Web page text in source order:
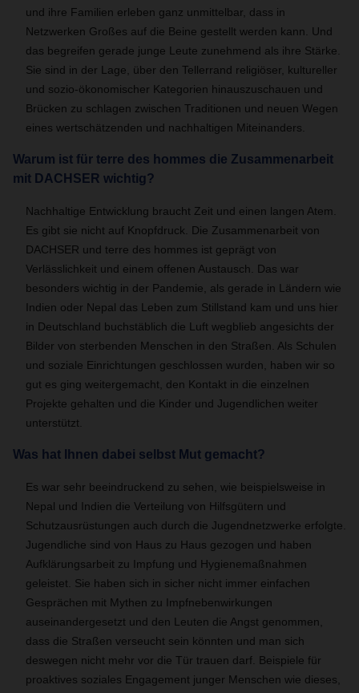
und ihre Familien erleben ganz unmittelbar, dass in
Netzwerken Großes auf die Beine gestellt werden kann. Und
das begreifen gerade junge Leute zunehmend als ihre Stärke.
Sie sind in der Lage, über den Tellerrand religiöser, kultureller
und sozio-ökonomischer Kategorien hinauszuschauen und
Brücken zu schlagen zwischen Traditionen und neuen Wegen
eines wertschätzenden und nachhaltigen Miteinanders.
Warum ist für terre des hommes die Zusammenarbeit
mit DACHSER wichtig?
Nachhaltige Entwicklung braucht Zeit und einen langen Atem.
Es gibt sie nicht auf Knopfdruck. Die Zusammenarbeit von
DACHSER und terre des hommes ist geprägt von
Verlässlichkeit und einem offenen Austausch. Das war
besonders wichtig in der Pandemie, als gerade in Ländern wie
Indien oder Nepal das Leben zum Stillstand kam und uns hier
in Deutschland buchstäblich die Luft wegblieb angesichts der
Bilder von sterbenden Menschen in den Straßen. Als Schulen
und soziale Einrichtungen geschlossen wurden, haben wir so
gut es ging weitergemacht, den Kontakt in die einzelnen
Projekte gehalten und die Kinder und Jugendlichen weiter
unterstützt.
Was hat Ihnen dabei selbst Mut gemacht?
Es war sehr beeindruckend zu sehen, wie beispielsweise in
Nepal und Indien die Verteilung von Hilfsgütern und
Schutzausrüstungen auch durch die Jugendnetzwerke erfolgte.
Jugendliche sind von Haus zu Haus gezogen und haben
Aufklärungsarbeit zu Impfung und Hygienemaßnahmen
geleistet. Sie haben sich in sicher nicht immer einfachen
Gesprächen mit Mythen zu Impfnebenwirkungen
auseinandergesetzt und den Leuten die Angst genommen,
dass die Straßen verseucht sein könnten und man sich
deswegen nicht mehr vor die Tür trauen darf. Beispiele für
proaktives soziales Engagement junger Menschen wie dieses,